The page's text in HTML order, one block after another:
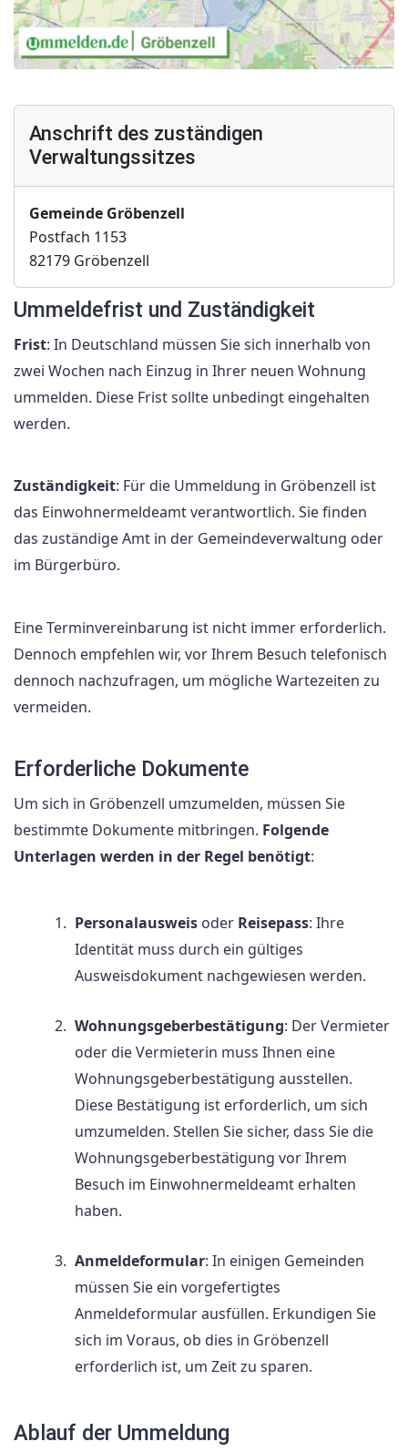
Anschrift des zuständigen
Verwaltungssitzes
Gemeinde Gröbenzell
Postfach 1153
82179 Gröbenzell
Ummeldefrist und Zuständigkeit
Frist: In Deutschland müssen Sie sich innerhalb von
zwei Wochen nach Einzug in Ihrer neuen Wohnung
ummelden. Diese Frist sollte unbedingt eingehalten
werden.
Zuständigkeit: Für die Ummeldung in Gröbenzell ist
das Einwohnermeldeamt verantwortlich. Sie finden
das zuständige Amt in der Gemeindeverwaltung oder
im Bürgerbüro.
Eine Terminvereinbarung ist nicht immer erforderlich.
Dennoch empfehlen wir, vor Ihrem Besuch telefonisch
dennoch nachzufragen, um mögliche Wartezeiten zu
vermeiden.
Erforderliche Dokumente
Um sich in Gröbenzell umzumelden, müssen Sie
bestimmte Dokumente mitbringen. Folgende
Unterlagen werden in der Regel benötigt:
Personalausweis oder Reisepass: Ihre
Identität muss durch ein gültiges
Ausweisdokument nachgewiesen werden.
Wohnungsgeberbestätigung: Der Vermieter
oder die Vermieterin muss Ihnen eine
Wohnungsgeberbestätigung ausstellen.
Diese Bestätigung ist erforderlich, um sich
umzumelden. Stellen Sie sicher, dass Sie die
Wohnungsgeberbestätigung vor Ihrem
Besuch im Einwohnermeldeamt erhalten
haben.
Anmeldeformular: In einigen Gemeinden
müssen Sie ein vorgefertigtes
Anmeldeformular ausfüllen. Erkundigen Sie
sich im Voraus, ob dies in Gröbenzell
erforderlich ist, um Zeit zu sparen.
Ablauf der Ummeldung